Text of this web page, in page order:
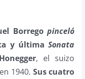
Borregopinceló
y últimaSonata
, el suizo
1940. Sus cuatro